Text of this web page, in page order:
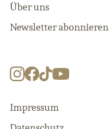
Über uns
Newsletter abonnieren
Impressum